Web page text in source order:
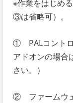
※作業をはじめ
③は省略可）。
① PALコントロ
アドオンの場合
さい。）
② ファームウェ